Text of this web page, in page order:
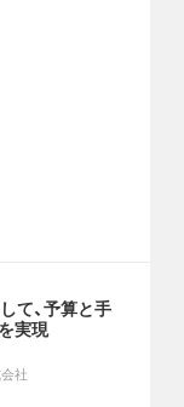
て、予算と手
実現
社